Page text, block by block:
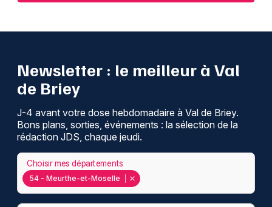
Newsletter : le meilleur à Val
de Briey
J-4 avant votre dose hebdomadaire à Val de Briey.
Bons plans, sorties, événements : la sélection de la
rédaction JDS, chaque jeudi.
54 - Meurthe-et-Moselle
Choisir mes départements